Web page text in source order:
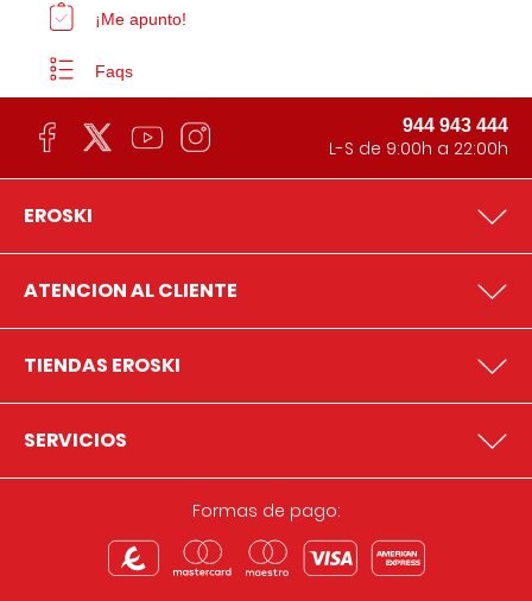
¡Me apunto!
Faqs
944 943 444
L-S de 9:00h a 22:00h
EROSKI
ATENCION AL CLIENTE
TIENDAS EROSKI
SERVICIOS
Formas de pago: